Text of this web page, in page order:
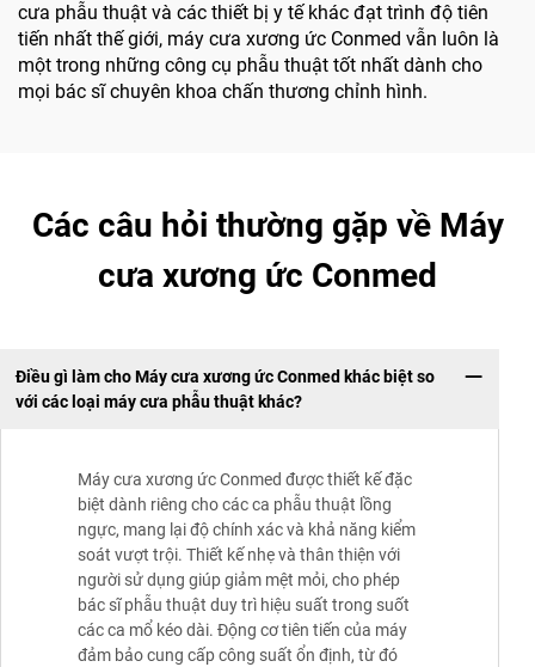
cưa phẫu thuật và các thiết bị y tế khác đạt trình độ tiên
tiến nhất thế giới, máy cưa xương ức Conmed vẫn luôn là
một trong những công cụ phẫu thuật tốt nhất dành cho
mọi bác sĩ chuyên khoa chấn thương chỉnh hình.
Các câu hỏi thường gặp về Máy
cưa xương ức Conmed
Điều gì làm cho Máy cưa xương ức Conmed khác biệt so
với các loại máy cưa phẫu thuật khác?
Máy cưa xương ức Conmed được thiết kế đặc
biệt dành riêng cho các ca phẫu thuật lồng
ngực, mang lại độ chính xác và khả năng kiểm
soát vượt trội. Thiết kế nhẹ và thân thiện với
người sử dụng giúp giảm mệt mỏi, cho phép
bác sĩ phẫu thuật duy trì hiệu suất trong suốt
các ca mổ kéo dài. Động cơ tiên tiến của máy
đảm bảo cung cấp công suất ổn định, từ đó